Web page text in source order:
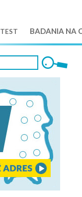
TEST BADANIA NA